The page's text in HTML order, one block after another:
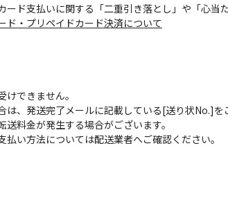
ード支払いに関する「二重引き落とし」や「心当
ド・プリペイドカード決済について
できません。
、発送完了メールに記載している[送り状No.]を
料金が発生する場合がございます。
い方法については配送業者へご確認ください。